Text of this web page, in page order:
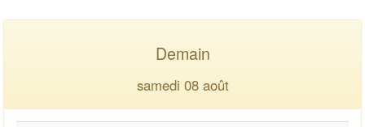
Demain
samedi 08 août